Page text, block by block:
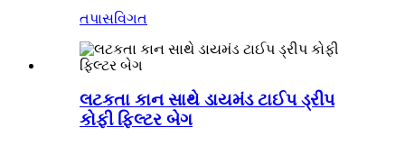
તપાસવિગત
લટકતા કાન સાથે ડાયમંડ ટાઈપ ડ્રીપ
કોફી ફિલ્ટર બેગ